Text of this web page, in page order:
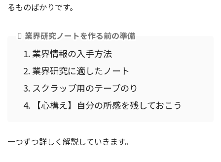
るものばかりです。
業界研究ノートを作る前の準備
業界情報の入手方法
業界研究に適したノート
スクラップ用のテープのり
【心構え】自分の所感を残しておこう
一つずつ詳しく解説していきます。